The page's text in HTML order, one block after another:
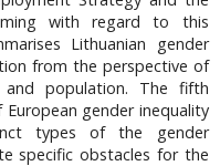
with regard to this
Lithuanian gender
from the perspective of
and population. The fifth
gender inequality
types of the gender
specific obstacles for the